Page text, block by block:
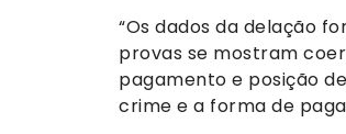
“Os dados da delação
provas se mostram
pagamento e posição
crime e a forma de